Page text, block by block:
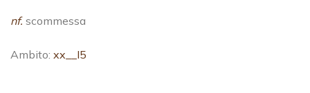
nf. scommessa
Ambito: xx__I5